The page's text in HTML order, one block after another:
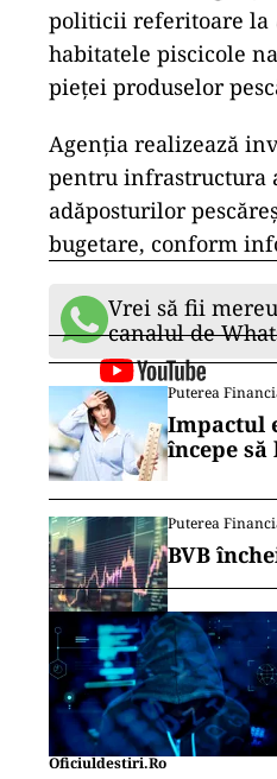
politicii referitoare la
habitatele piscicole
pieţei produselor
Agenţia realizează
pentru infrastructura
adăposturilor
bugetare, conform
Vrei să fii
canalul de
Puterea
Impactul
începe să
Puterea
BVB
Oficiuldestiri.ro